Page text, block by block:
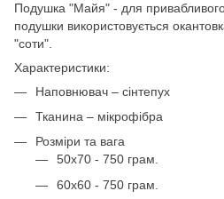
Подушка "Майя" - для привабливого
подушки використовується
"соти".
Характеристики:
Наповнювач – сінтепух
Тканина – мікрофібра
Розміри та вага
50х70 - 750 грам.
60х60 - 750 грам.